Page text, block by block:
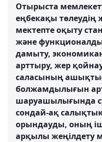
Отырыста
еңбекақы төлеудің
мектепте оқыту
және
дамыту,
арттыру, жер
саласының
болжамдылығын
шаруашылығында
сондай-ақ
орындауды, оның
арқылы жеңілдету